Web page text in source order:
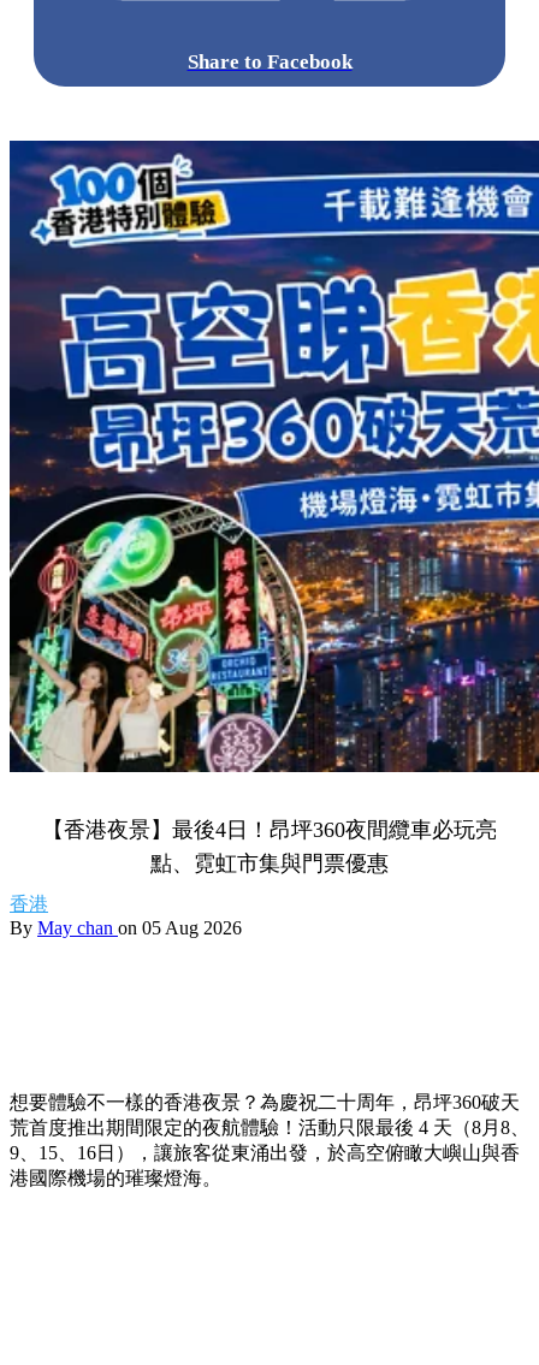
Share to Facebook
【香港夜景】最後4日！昂坪360夜間纜車必玩亮
點、霓虹市集與門票優惠
香港
By May chan on 05 Aug 2026
想要體驗不一樣的香港夜景？為慶祝二十周年，昂坪360破天
荒首度推出期間限定的夜航體驗！活動只限最後 4 天（8月8、
9、15、16日），讓旅客從東涌出發，於高空俯瞰大嶼山與香
港國際機場的璀璨燈海。